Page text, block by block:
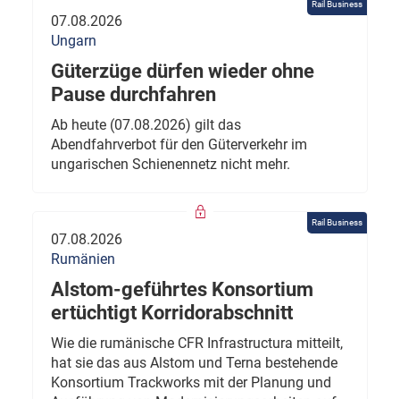
Rail Business
07.08.2026
Ungarn
Güterzüge dürfen wieder ohne
Pause durchfahren
Ab heute (07.08.2026) gilt das
Abendfahrverbot für den Güterverkehr im
ungarischen Schienennetz nicht mehr.
Rail Business
07.08.2026
Rumänien
Alstom-geführtes Konsortium
ertüchtigt Korridorabschnitt
Wie die rumänische CFR Infrastructura mitteilt,
hat sie das aus Alstom und Terna bestehende
Konsortium Trackworks mit der Planung und